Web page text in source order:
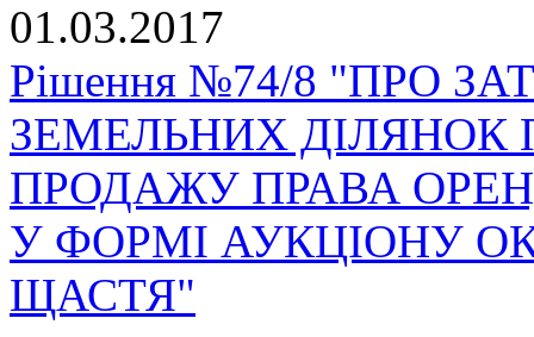
01.03.2017
Рішення №74/8 "ПРО
ЗЕМЕЛЬНИХ ДІЛЯНОК
ПРОДАЖУ ПРАВА
У ФОРМІ АУКЦІОНУ
ЩАСТЯ"